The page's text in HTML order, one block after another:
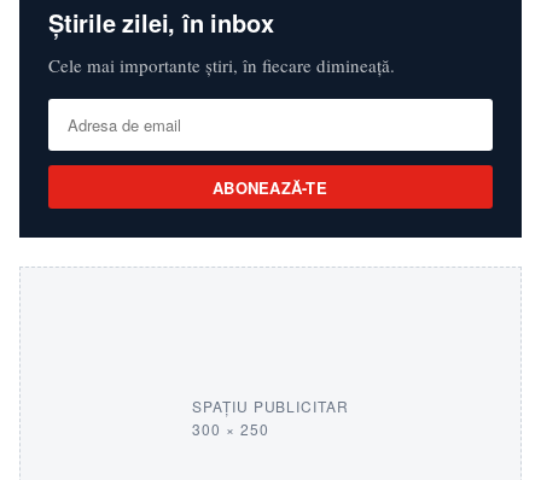
Știrile zilei, în inbox
Cele mai importante știri, în fiecare dimineață.
ABONEAZĂ-TE
SPAȚIU PUBLICITAR
300 × 250